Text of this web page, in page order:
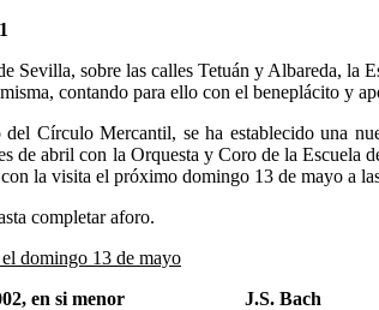
Sevilla, sobre las calles Tetuán y Albareda, la
misma, contando para ello con el beneplácito y
Círculo Mercantil, se ha establecido una
de abril con la Orquesta y Coro de la
la visita el próximo domingo 13 de mayo a
completar aforo.
domingo 13 de mayo
1002, en si menor J.S. Bach